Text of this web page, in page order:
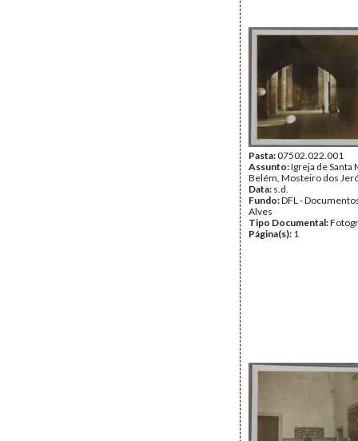
Pasta:07502.022.001
Assunto:Igreja de Santa
Belém, Mosteiro dos
Data: s.d.
Fundo:DFL -
Alves
Tipo Documental:
Página(s): 1